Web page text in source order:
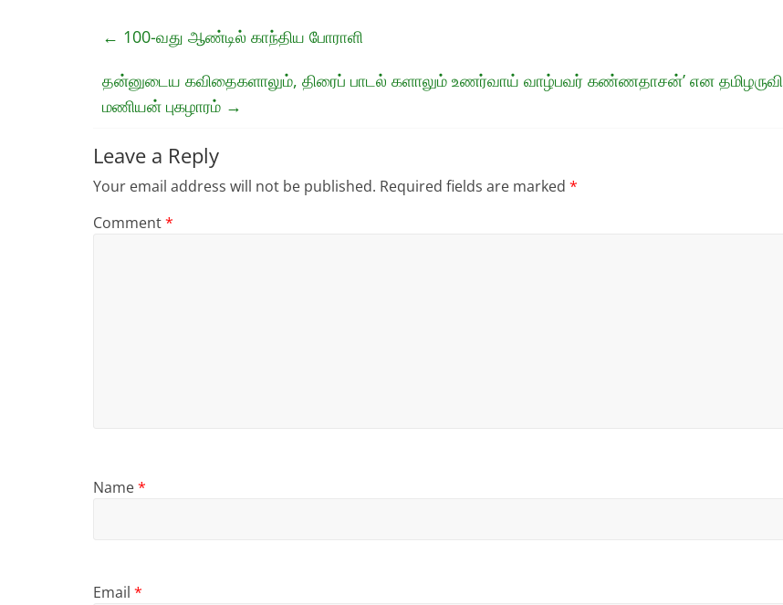
← 100-வது ஆண்டில் காந்திய போராளி
தன்னுடைய கவிதைகளாலும், திரைப் பாடல் களாலும் உணர்வாய் வாழ்பவர் கண்ணதாசன்’ என தமிழருவி
மணியன் புகழாரம் →
Leave a Reply
Your email address will not be published. Required fields are marked *
Comment*
Name*
Email *